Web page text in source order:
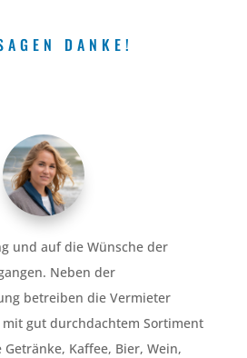
DANKE!
und auf die Wünsche der
Neben der
betreiben die Vermieter
gut durchdachtem Sortiment
Kaffee, Bier, Wein,